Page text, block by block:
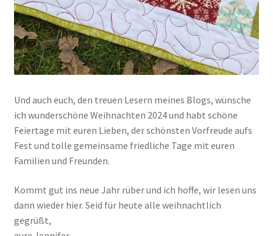
Und auch euch, den treuen Lesern meines Blogs, wünsche
ich wunderschöne Weihnachten 2024 und habt schöne
Feiertage mit euren Lieben, der schönsten Vorfreude aufs
Fest und tolle gemeinsame friedliche Tage mit euren
Familien und Freunden.
Kommt gut ins neue Jahr rüber und ich hoffe, wir lesen uns
dann wieder hier. Seid für heute alle weihnachtlich
gegrüßt,